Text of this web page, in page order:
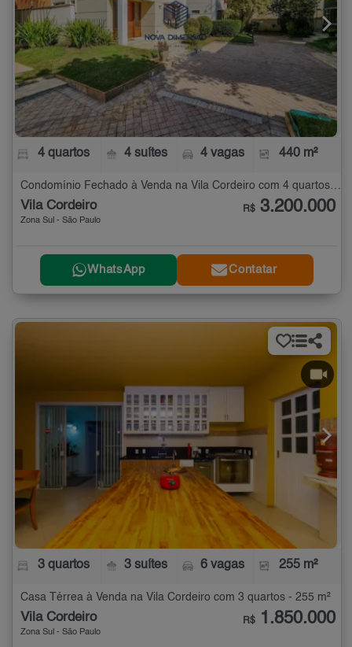
4 quartos 4 suítes 4 vagas 440 m²
Condomínio Fechado à Venda na Vila Cordeiro com 4 quartos - 440 m²
Vila Cordeiro
Zona Sul - São Paulo
R$ 3.200.000
WhatsApp Contatar
3 quartos 3 suítes 6 vagas 255 m²
Casa Térrea à Venda na Vila Cordeiro com 3 quartos - 255 m²
Vila Cordeiro
Zona Sul - São Paulo
R$ 1.850.000